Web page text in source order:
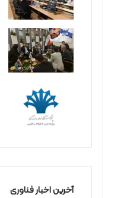
آخرین اخبار فناوری